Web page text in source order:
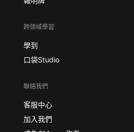
跨領域學習
學到
口袋Studio
聯絡我們
客服中心
加入我們